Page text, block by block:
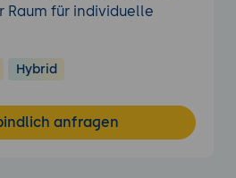
Raum für individuelle
Hybrid
anfragen